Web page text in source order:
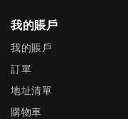
我的賬戶
我的賬戶
訂單
地址清單
購物車